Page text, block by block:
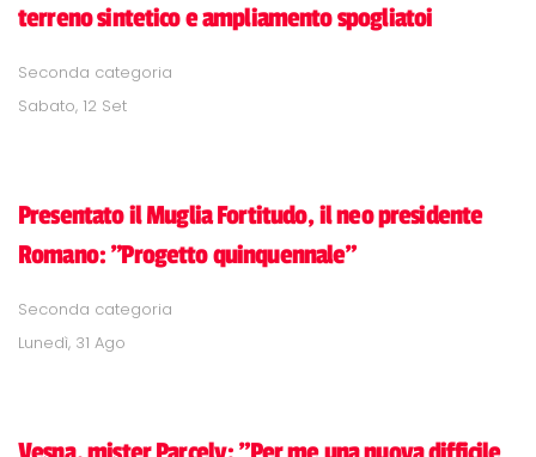
terreno sintetico e ampliamento spogliatoi
Seconda categoria
Sabato, 12 Set
Presentato il Muglia Fortitudo, il neo presidente
Romano: "Progetto quinquennale"
Seconda categoria
Lunedì, 31 Ago